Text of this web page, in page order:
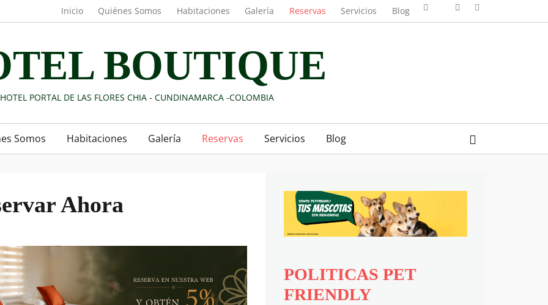
Header menu
Inicio Quiénes Somos Habitaciones Galería Reservas Servicios Blog FacebookGoogleplus
Email
BOUTIQUE
HOTEL PORTAL DE LAS FLORES CHIA - CUNDINAMARCA -COLOMBIA
Somos Habitaciones Galería Reservas Servicios Blog
Ahora
POLITICAS PET
FRIENDLY